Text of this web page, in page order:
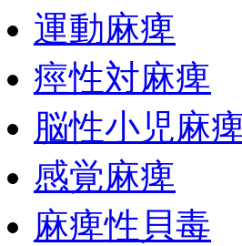
運動麻痺
痙性対麻痺
脳性小児麻
感覚麻痺
麻痺性貝毒